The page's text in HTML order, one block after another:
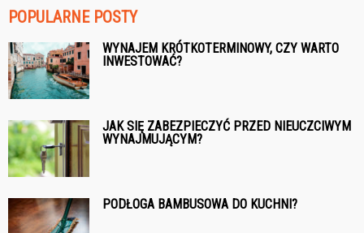
POPULARNE POSTY
WYNAJEM KRÓTKOTERMINOWY, CZY WARTO
INWESTOWAĆ?
JAK SIĘ ZABEZPIECZYĆ PRZED NIEUCZCIWYM
WYNAJMUJĄCYM?
PODŁOGA BAMBUSOWA DO KUCHNI?